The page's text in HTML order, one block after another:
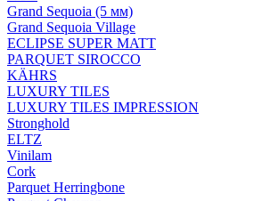
Grand Sequoia (5 мм)
Grand Sequoia Village
ECLIPSE SUPER MATT
PARQUET SIROCCO
KÄHRS
LUXURY TILES
LUXURY TILES IMPRESSION
Stronghold
ELTZ
Vinilam
Cork
Parquet Herringbone